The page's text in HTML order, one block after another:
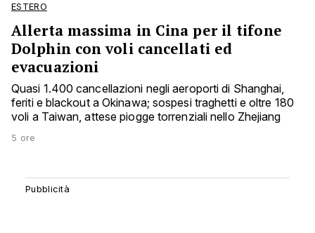
ESTERO
Allerta massima in Cina per il tifone
Dolphin con voli cancellati ed
evacuazioni
Quasi 1.400 cancellazioni negli aeroporti di Shanghai,
feriti e blackout a Okinawa; sospesi traghetti e oltre 180
voli a Taiwan, attese piogge torrenziali nello Zhejiang
5 ore